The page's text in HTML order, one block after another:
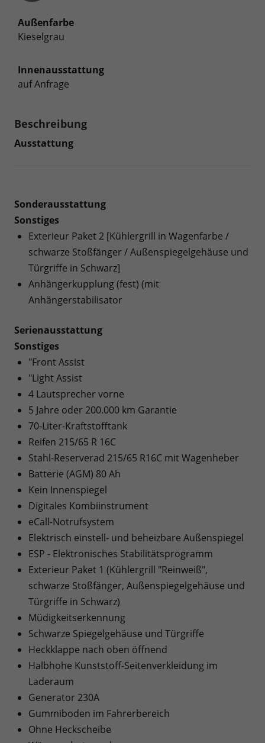
Außenfarbe
Kieselgrau
Innenausstattung
auf Anfrage
Beschreibung
Ausstattung
Sonderausstattung
Sonstiges
Exterieur Paket 2 [Kühlergrill in Wagenfarbe /
schwarze Stoßfänger / Außenspiegelgehäuse und
Türgriffe in Schwarz]
Anhängerkupplung (fest) (mit
Anhängerstabilisator
Serienausstattung
Sonstiges
"Front Assist
"Light Assist
4 Lautsprecher vorne
5 Jahre oder 200.000 km Garantie
70-Liter-Kraftstofftank
Reifen 215/65 R 16C
Stahl-Reserverad 215/65 R16C mit Wagenheber
Batterie (AGM) 80 Ah
Kein Innenspiegel
Digitales Kombiinstrument
eCall-Notrufsystem
Elektrisch einstell- und beheizbare Außenspiegel
ESP - Elektronisches Stabilitätsprogramm
Exterieur Paket 1 (Kühlergrill "Reinweiß",
schwarze Stoßfänger, Außenspiegelgehäuse und
Türgriffe in Schwarz)
Müdigkeitserkennung
Schwarze Spiegelgehäuse und Türgriffe
Heckklappe nach oben öffnend
Halbhohe Kunststoff-Seitenverkleidung im
Laderaum
Generator 230A
Gummiboden im Fahrerbereich
Ohne Heckscheibe